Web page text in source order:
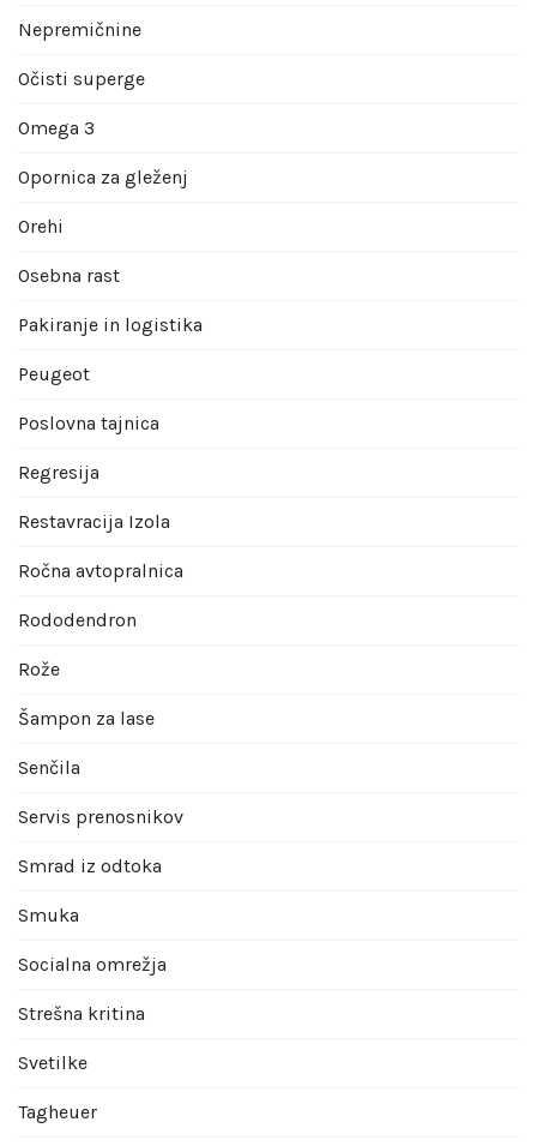
Nepremičnine
Očisti superge
Omega 3
Opornica za gleženj
Orehi
Osebna rast
Pakiranje in logistika
Peugeot
Poslovna tajnica
Regresija
Restavracija Izola
Ročna avtopralnica
Rododendron
Rože
Šampon za lase
Senčila
Servis prenosnikov
Smrad iz odtoka
Smuka
Socialna omrežja
Strešna kritina
Svetilke
Tagheuer